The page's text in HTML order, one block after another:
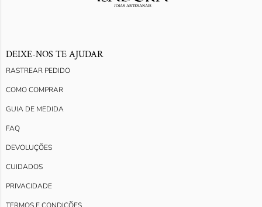
DEIXE-NOS TE AJUDAR
RASTREAR PEDIDO
COMO COMPRAR
GUIA DE MEDIDA
FAQ
DEVOLUÇÕES
CUIDADOS
PRIVACIDADE